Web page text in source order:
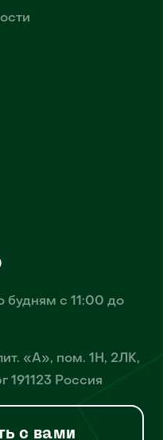
будням с 11:00 до
«А», пом. 1Н, 2ЛК,
191123 Россия
с вами